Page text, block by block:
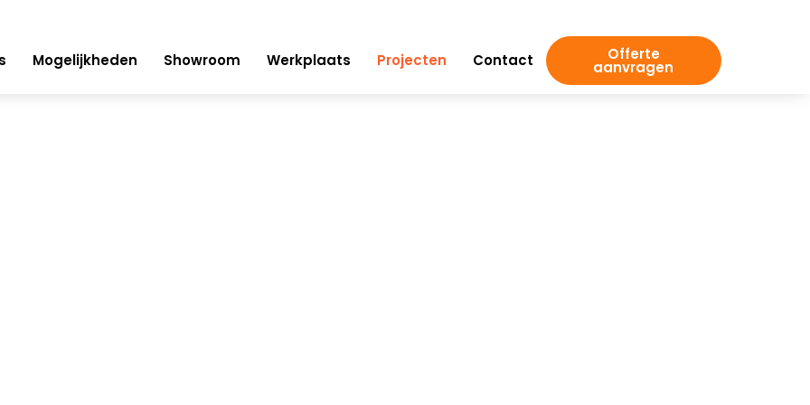
Mogelijkheden Showroom Werkplaats Projecten Contact Offerte
aanvragen